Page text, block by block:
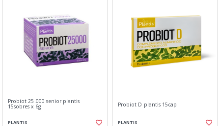
Probiot 25.000 senior plantis
15sobres x 6g
PLANTIS
Probiot D plantis 15cap
PLANTIS